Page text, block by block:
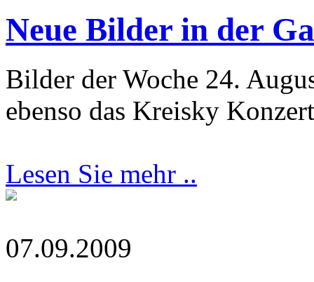
Neue Bilder in der
Bilder der Woche 24.
ebenso das Kreisky
Lesen Sie mehr ..
07.09.2009